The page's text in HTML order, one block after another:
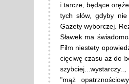
i tarcze, będące
tych słów, gdyby
Gazety wyborczej.
Sławek ma
Film niestety
cięciwę czasu aż do
"mąż